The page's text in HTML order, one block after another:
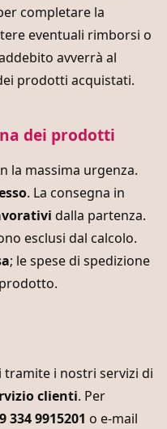
completare la
eventuali rimborsi o
avverrà al
prodotti acquistati.
dei prodotti
la massima urgenza.
. La consegna in
dalla partenza.
esclusi dal calcolo.
; le spese di spedizione
i nostri servizi di
clienti. Per
334 9915201 o e-mail